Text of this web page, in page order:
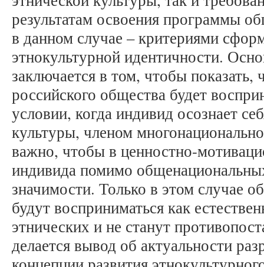
результатам освоения программы
в данном случае – критериями
этнокультурной идентичности.
заключается в том, чтобы показать,
российского общества будет
условии, когда индивид осознает
культуры, членом
важно, чтобы в ценностно-
индивида помимо
значимости. Только в этом случае
будут восприниматься как
этнических и не станут
делается вывод об актуальности